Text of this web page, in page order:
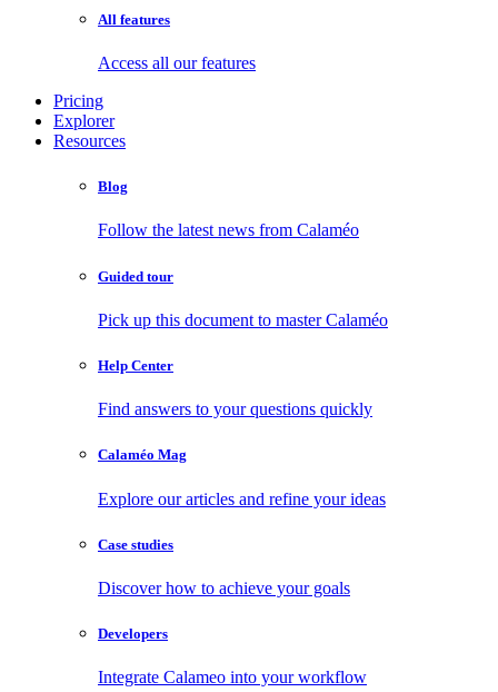
All features
Access all our features
Pricing
Explorer
Resources
Blog
Follow the latest news from Calaméo
Guided tour
Pick up this document to master Calaméo
Help Center
Find answers to your questions quickly
Calaméo Mag
Explore our articles and refine your ideas
Case studies
Discover how to achieve your goals
Developers
Integrate Calameo into your workflow